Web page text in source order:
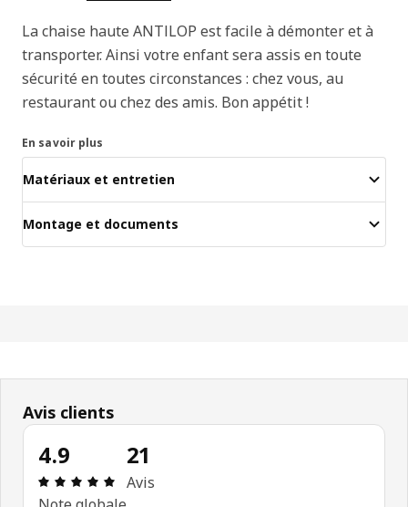
La chaise haute ANTILOP est facile à démonter et à
transporter. Ainsi votre enfant sera assis en toute
sécurité en toutes circonstances : chez vous, au
restaurant ou chez des amis. Bon appétit !
En savoir plus
Matériaux et entretien
Montage et documents
Avis clients
4.9
Avis: 4.9 sur 5 étoiles Nombre total d'avis: 21
21
Avis